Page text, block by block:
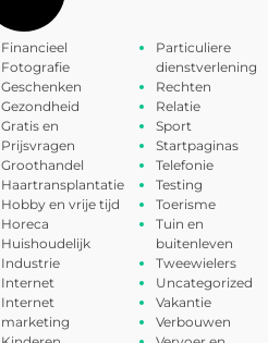
Financieel
Fotografie
Geschenken
Gezondheid
Gratis en
Prijsvragen
Groothandel
Haartransplantatie
Hobby en vrije tijd
Horeca
Huishoudelijk
Industrie
Internet
Internet
marketing
Particuliere
dienstverlening
Rechten
Relatie
Sport
Startpaginas
Telefonie
Testing
Toerisme
Tuin en
buitenleven
Tweewielers
Uncategorized
Vakantie
Verbouwen